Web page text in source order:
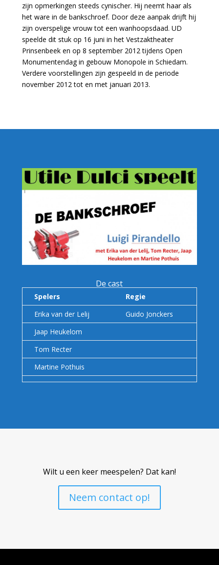
zijn opmerkingen steeds cynischer. Hij neemt haar als
het ware in de bankschroef. Door deze aanpak drijft hij
zijn overspelige vrouw tot een wanhoopsdaad. UD
speelde dit stuk op 16 juni in het Vestzaktheater
Prinsenbeek en op 8 september 2012 tijdens Open
Monumentendag in gebouw Monopole in Schiedam.
Verdere voorstellingen zijn gespeeld in de periode
november 2012 tot en met januari 2013.
De cast
Spelers
Regie
Erika van der Lelij
Guido Jonckers
Jaap Heukelom
Tom Recter
Martine Pothuis
Wilt u een keer meespelen? Dat kan!
Neem contact op!